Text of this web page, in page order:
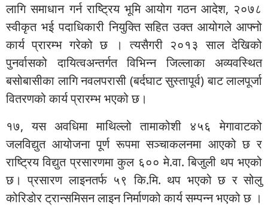
लागि समाधान गर्न राष्ट्रिय भूमि आयोग गठन आदेश, २०७८
स्वीकृत भई पदाधिकारी नियुक्ति सहित उक्त आयोगले आफ्नो
कार्य प्रारम्भ गरेको छ । त्यसैगरी २०१३ साल देखिको
पुनर्वासको दायित्वअन्तर्गत विभिन्न जिल्लाका अव्यवस्थित
बसोबासीका लागि नवलपरासी (बर्दघाट सुस्तापूर्व) बाट लालपूर्जा
वितरणको कार्य प्रारम्भ भएको छ।
१७, यस अवधिमा माथिल्लो तामाकोशी ४५६ मेगावाटको
जलविद्युत आयोजना पूर्ण रूपमा सञ्चाकलनमा आएको छ र
राष्ट्रिय विद्युत प्रसारणमा कुल ६०० मे.वा. बिजुली थप भएको
छ। प्रसारण लाइनतर्फ ५९ कि.मि. थप भएको छ र सोलु
कोरिडोर ट्रान्समिसन लाइन निर्माणको कार्य सम्पन्न भएको छ ।